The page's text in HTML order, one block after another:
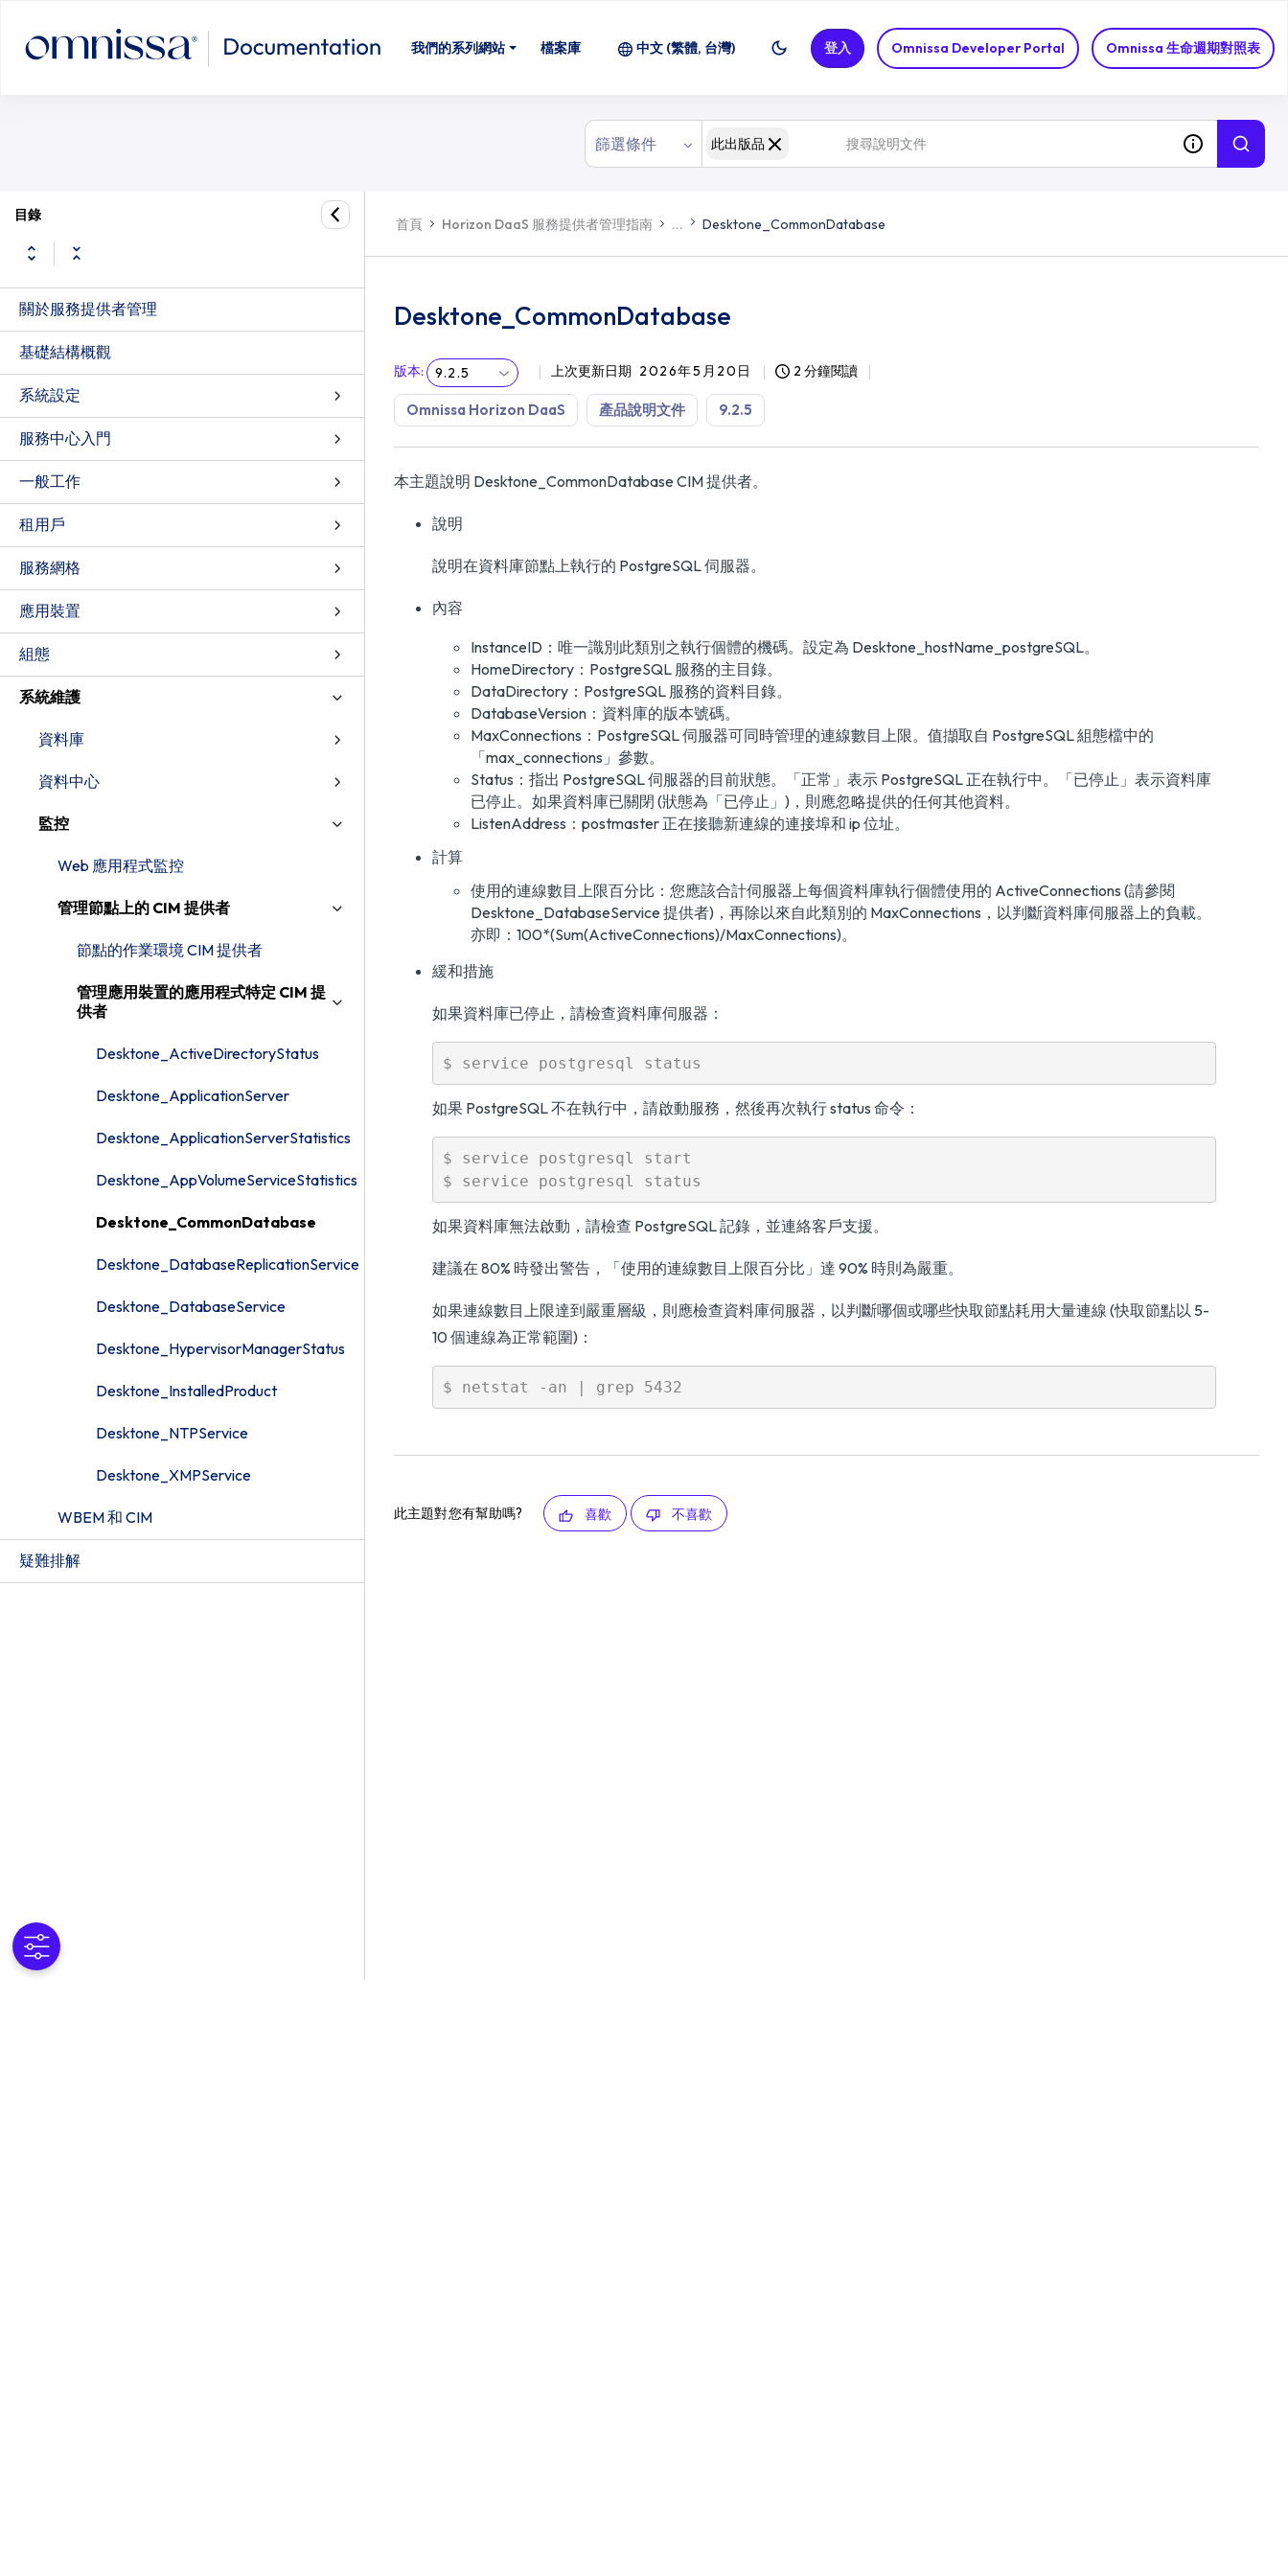
我們的系列網站 檔案庫 Omnissa Developer Portal Omnissa 生命週期對照表
中文 (繁體, 台灣) 登入
篩選條件 此出版品
Desktone_CommonDatabase
目錄
關於服務提供者管理
基礎結構概觀
系統設定
服務中心入門
一般工作
租用戶
服務網格
應用裝置
組態
系統維護
資料庫
資料中心
監控
Web 應用程式監控
管理節點上的 CIM 提供者
節點的作業環境 CIM 提供者
管理應用裝置的應用程式特定 CIM 提
供者
Desktone_ActiveDirectoryStatus
Desktone_ApplicationServer
Desktone_ApplicationServerStatistics
Desktone_AppVolumeServiceStatistics
Desktone_CommonDatabase
Desktone_DatabaseReplicationService
Desktone_DatabaseService
Desktone_HypervisorManagerStatus
Desktone_InstalledProduct
Desktone_NTPService
Desktone_XMPService
WBEM 和 CIM
疑難排解
首頁 Horizon DaaS 服務提供者管理指南 ... Desktone_CommonDatabase
Desktone_CommonDatabase
版本: 9.2.5 上次更新日期 2026年5月20日 2 分鐘閱讀
Omnissa Horizon DaaS 產品說明文件 9.2.5
本主題說明 Desktone_CommonDatabase CIM 提供者。
說明
說明在資料庫節點上執行的 PostgreSQL 伺服器。
內容
InstanceID：唯一識別此類別之執行個體的機碼。設定為 Desktone_hostName_postgreSQL。
HomeDirectory：PostgreSQL 服務的主目錄。
DataDirectory：PostgreSQL 服務的資料目錄。
DatabaseVersion：資料庫的版本號碼。
MaxConnections：PostgreSQL 伺服器可同時管理的連線數目上限。值擷取自 PostgreSQL 組態檔中的
「max_connections」參數。
Status：指出 PostgreSQL 伺服器的目前狀態。「正常」表示 PostgreSQL 正在執行中。「已停止」表示資料庫
已停止。如果資料庫已關閉 (狀態為「已停止」)，則應忽略提供的任何其他資料。
ListenAddress：postmaster 正在接聽新連線的連接埠和 ip 位址。
計算
使用的連線數目上限百分比：您應該合計伺服器上每個資料庫執行個體使用的 ActiveConnections (請參閱
Desktone_DatabaseService 提供者)，再除以來自此類別的 MaxConnections，以判斷資料庫伺服器上的負載。
亦即：100*(Sum(ActiveConnections)/MaxConnections)。
緩和措施
如果資料庫已停止，請檢查資料庫伺服器：
如果 PostgreSQL 不在執行中，請啟動服務，然後再次執行 status 命令：
$ service postgresql start
如果資料庫無法啟動，請檢查 PostgreSQL 記錄，並連絡客戶支援。
建議在 80% 時發出警告，「使用的連線數目上限百分比」達 90% 時則為嚴重。
如果連線數目上限達到嚴重層級，則應檢查資料庫伺服器，以判斷哪個或哪些快取節點耗用大量連線 (快取節點以 5-
10 個連線為正常範圍)：
此主題對您有幫助嗎? 喜歡 不喜歡